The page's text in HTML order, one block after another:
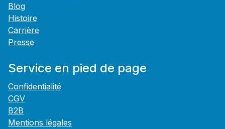
Blog
Histoire
Carrière
Presse
Service en pied de page
Confidentialité
CGV
B2B
Mentions légales